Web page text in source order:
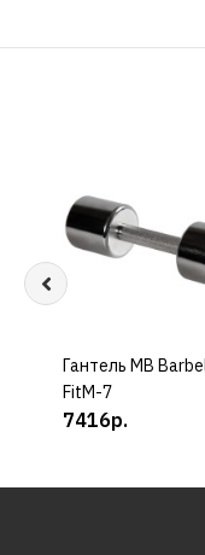
КУПИТЬ
Гантель MB
FitM-7
7416р.